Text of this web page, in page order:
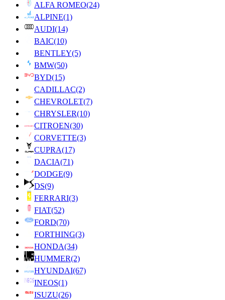
ALFA ROMEO(24)
ALPINE(1)
AUDI(14)
BAIC(10)
BENTLEY(5)
BMW(50)
BYD(15)
CADILLAC(2)
CHEVROLET(7)
CHRYSLER(10)
CITROEN(30)
CORVETTE(3)
CUPRA(17)
DACIA(71)
DODGE(9)
DS(9)
FERRARI(3)
FIAT(52)
FORD(70)
FORTHING(3)
HONDA(34)
HUMMER(2)
HYUNDAI(67)
INEOS(1)
ISUZU(26)